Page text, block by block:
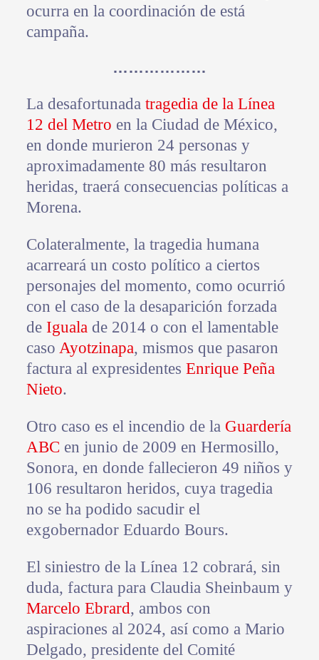
ocurra en la coordinación de está
campaña.
………………
La desafortunada tragedia de la Línea
12 del Metro en la Ciudad de México,
en donde murieron 24 personas y
aproximadamente 80 más resultaron
heridas, traerá consecuencias políticas a
Morena.
Colateralmente, la tragedia humana
acarreará un costo político a ciertos
personajes del momento, como ocurrió
con el caso de la desaparición forzada
de Iguala de 2014 o con el lamentable
caso Ayotzinapa, mismos que pasaron
factura al expresidentes Enrique Peña
Nieto.
Otro caso es el incendio de la Guardería
ABC en junio de 2009 en Hermosillo,
Sonora, en donde fallecieron 49 niños y
106 resultaron heridos, cuya tragedia
no se ha podido sacudir el
exgobernador Eduardo Bours.
El siniestro de la Línea 12 cobrará, sin
duda, factura para Claudia Sheinbaum y
Marcelo Ebrard, ambos con
aspiraciones al 2024, así como a Mario
Delgado, presidente del Comité